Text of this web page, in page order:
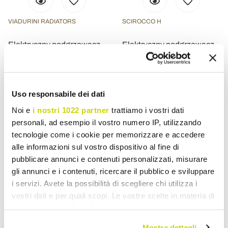
Uso responsabile dei dati
Noi e i nostri 1022 partner trattiamo i vostri dati
personali, ad esempio il vostro numero IP, utilizzando
tecnologie come i cookie per memorizzare e accedere
alle informazioni sul vostro dispositivo al fine di
pubblicare annunci e contenuti personalizzati, misurare
gli annunci e i contenuti, ricercare il pubblico e sviluppare
i servizi. Avete la possibilità di scegliere chi utilizza i
vostri dati e per quali scopi. Le vostre scelte in materia di
VIADURINI RADIATORS
Elektryczny podgrzewacz
SCIROCCO H
Elektryczny podgrzewacz
ręczników ze stali